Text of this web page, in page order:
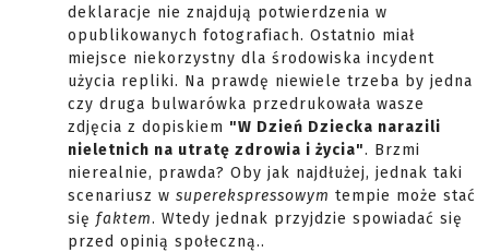
deklaracje nie znajdują potwierdzenia w
opublikowanych fotografiach. Ostatnio miał
miejsce niekorzystny dla środowiska incydent
użycia repliki. Na prawdę niewiele trzeba by jedna
czy druga bulwarówka przedrukowała wasze
zdjęcia z dopiskiem "W Dzień Dziecka narazili
nieletnich na utratę zdrowia i życia". Brzmi
nierealnie, prawda? Oby jak najdłużej, jednak taki
scenariusz w superekspressowym tempie może stać
się faktem. Wtedy jednak przyjdzie spowiadać się
przed opinią społeczną..